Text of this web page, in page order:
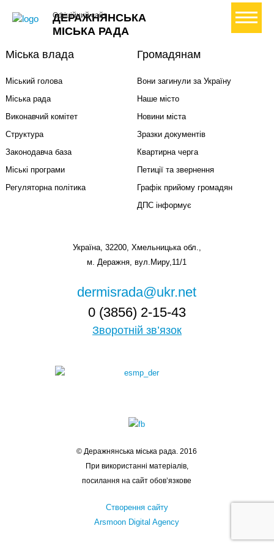
ДЕРАЖНЯНСЬКА
МІСЬКА РАДА
Офіційний сайт+ Створити петицію
Міська влада
Міський голова
Міська рада
Виконавчий комітет
Структура
Законодавча база
Міські програми
Регуляторна політика
Громадянам
Вони загинули за Україну
Наше місто
Новини міста
Зразки документів
Квартирна черга
Петиції та звернення
Графік прийому громадян
ДПС інформує
Україна, 32200, Хмельницька обл.,
м. Деражня, вул.Миру,11/1
dermisrada@ukr.net
0 (3856) 2-15-43
Зворотній зв’язок
© Деражнянська міська рада. 2016
При використанні матеріалів,
посилання на сайт обов’язкове
Створення сайту
Arsmoon Digital Agency